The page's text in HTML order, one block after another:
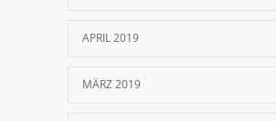
APRIL 2019
MÄRZ 2019